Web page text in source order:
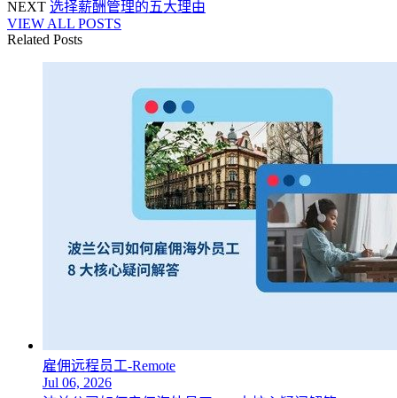
NEXT 选择薪酬管理的五大理由
VIEW ALL POSTS
Related Posts
雇佣远程员工-Remote
Jul 06, 2026